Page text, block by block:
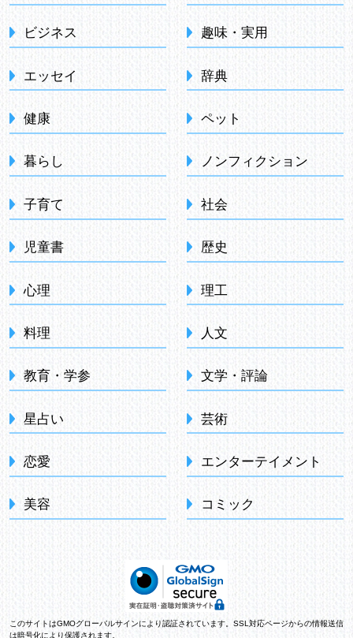
ビジネス
エッセイ
健康
暮らし
子育て
児童書
心理
料理
教育・学参
星占い
恋愛
美容
趣味・実用
辞典
ペット
ノンフィクション
社会
歴史
理工
人文
文学・評論
芸術
エンターテイメント
コミック
このサイトはGMOグローバルサインにより認証されています。SSL対応ページからの情報送信
は暗号化により保護されます。